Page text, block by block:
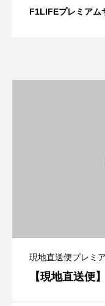
F1LIFEプレミアム
現地直送便プレミ
【現地直送便